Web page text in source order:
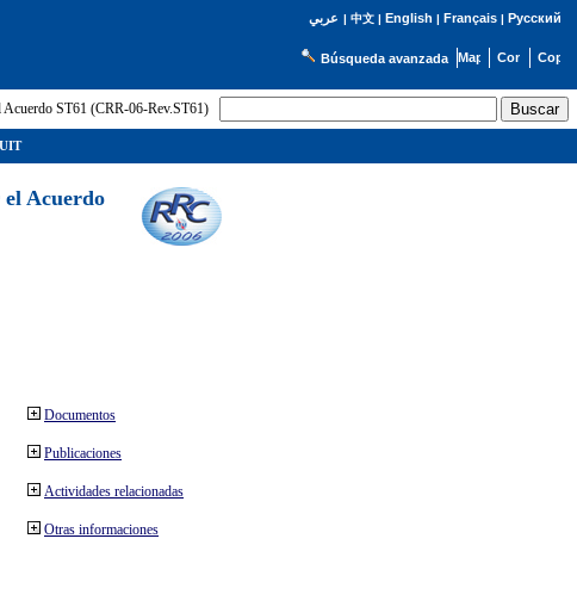
عربي | 中文| English | Français| Русский
Búsqueda avanzada
Acuerdo ST61 (CRR-06-Rev.ST61)
Acuerdo
Documentos
Publicaciones
Actividades relacionadas
Otras informaciones